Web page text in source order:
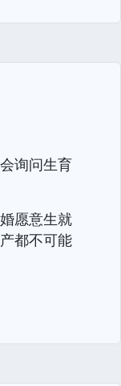
询问生育
愿意生就
都不可能